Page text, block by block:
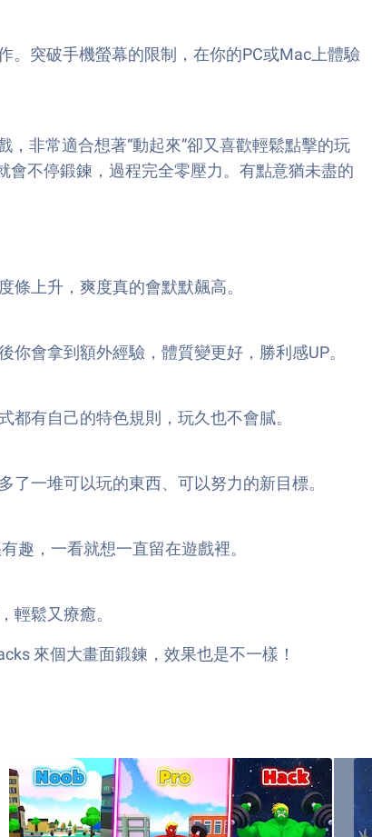
。突破手機螢幕的限制，在你的PC或Mac上體驗
非常適合想著“動起來”卻又喜歡輕鬆點擊的玩
不停鍛鍊，過程完全零壓力。有點意猶未盡的
上升，爽度真的會默默飆高。
會拿到額外經驗，體質變更好，勝利感UP。
有自己的特色規則，玩久也不會膩。
一堆可以玩的東西、可以努力的新目標。
趣，一看就想一直留在遊戲裡。
輕鬆又療癒。
來個大畫面鍛鍊，效果也是不一樣！